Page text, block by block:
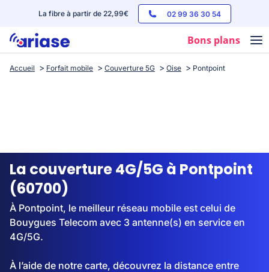
La fibre à partir de 22,99€ 02 99 36 30 54
Bons plans
Box internet
Streaming
Accueil Forfait mobile Couverture 5G Oise Pontpoint
La couverture 4G/5G à Pontpoint
(60700)
À Pontpoint, le meilleur réseau mobile est celui de
Bouygues Telecom avec 3 antenne(s) en service en
4G/5G.
À l’aide de notre carte, découvrez la distance entre